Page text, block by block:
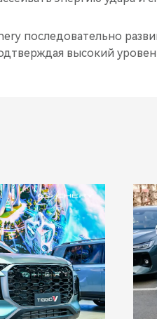
последовательно
высокий